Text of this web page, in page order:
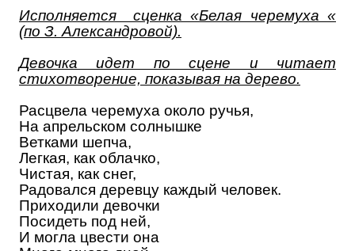
Исполняется сценка «Белая черемуха «
(по З. Александровой).
Девочка идет по сцене и читает
стихотворение, показывая на дерево.
Расцвела черемуха около ручья,
На апрельском солнышке
Ветками шепча,
Легкая, как облачко,
Чистая, как снег,
Радовался деревцу каждый человек.
Приходили девочки
Посидеть под ней,
И могла цвести она